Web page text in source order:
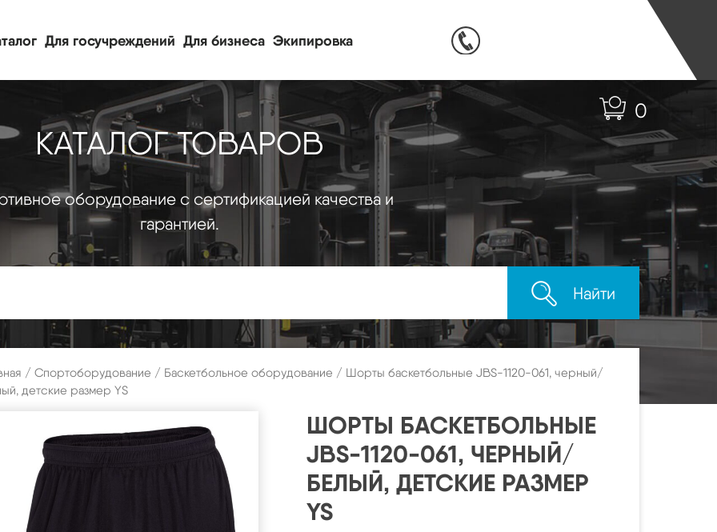
Для госучреждений Для бизнеса Экипировка
0
КАТАЛОГ ТОВАРОВ
оборудование с сертификацией качества и
гарантией.
Найти
/ Спортоборудование / Баскетбольное оборудование / Шорты баскетбольные JBS-1120-061, черный/
детские размер YS
ШОРТЫ БАСКЕТБОЛЬНЫЕ
JBS-1120-061, ЧЕРНЫЙ/
БЕЛЫЙ, ДЕТСКИЕ РАЗМЕР
YS